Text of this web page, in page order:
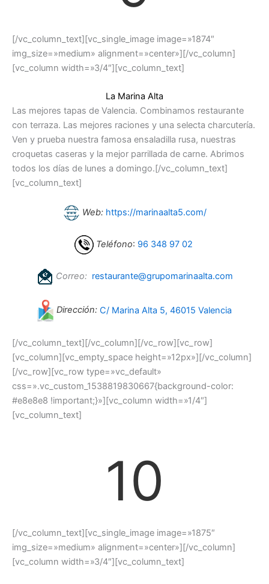
[/vc_column_text][vc_single_image image=»1874″
img_size=»medium» alignment=»center»][/vc_column]
[vc_column width=»3/4″][vc_column_text]
La Marina Alta
Las mejores tapas de Valencia. Combinamos restaurante
con terraza. Las mejores raciones y una selecta charcutería.
Ven y prueba nuestra famosa ensaladilla rusa, nuestras
croquetas caseras y la mejor parrillada de carne. Abrimos
todos los días de lunes a domingo.[/vc_column_text]
[vc_column_text]
Web: https://marinaalta5.com/
Teléfono: 96 348 97 02
Correo: restaurante@grupomarinaalta.com
Dirección: C/ Marina Alta 5, 46015 Valencia
[/vc_column_text][/vc_column][/vc_row][vc_row]
[vc_column][vc_empty_space height=»12px»][/vc_column]
[/vc_row][vc_row type=»vc_default»
css=».vc_custom_1538819830667{background-color:
#e8e8e8 !important;}»][vc_column width=»1/4″]
[vc_column_text]
10
[/vc_column_text][vc_single_image image=»1875″
img_size=»medium» alignment=»center»][/vc_column]
[vc_column width=»3/4″][vc_column_text]